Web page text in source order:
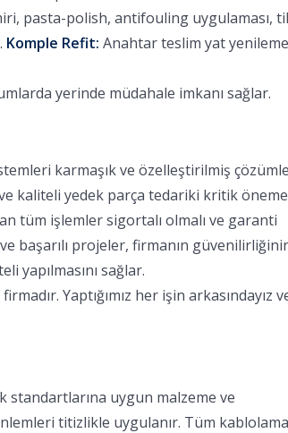
pasta-polish, antifouling uygulaması,
Komple Refit: Anahtar teslim yat
yerinde müdahale imkanı sağlar.
karmaşık ve özelleştirilmiş
kaliteli yedek parça tedariki kritik öneme
tüm işlemler sigortalı olmalı ve garanti
başarılı projeler, firmanın
yapılmasını sağlar.
Yaptığımız her işin arkasındayız
standartlarına uygun malzeme ve
titizlikle uygulanır. Tüm kablolama